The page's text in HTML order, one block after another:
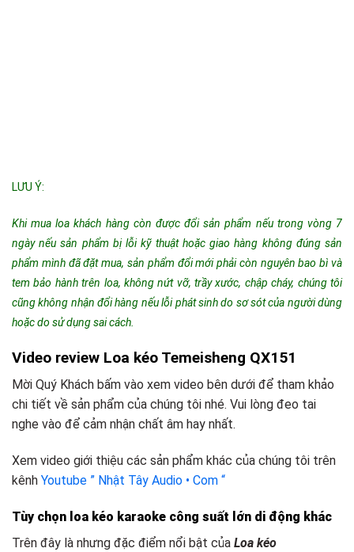
LƯU Ý:
Khi mua loa khách hàng còn được đổi sản phẩm nếu trong vòng 7
ngày nếu sản phẩm bị lỗi kỹ thuật hoặc giao hàng không đúng sản
phẩm mình đã đặt mua, sản phẩm đổi mới phải còn nguyên bao bì và
tem bảo hành trên loa, không nứt vỡ, trầy xước, chập cháy, chúng tôi
cũng không nhận đổi hàng nếu lỗi phát sinh do sơ sót của người dùng
hoặc do sử dụng sai cách.
Video review Loa kéo Temeisheng QX151
Mời Quý Khách bấm vào xem video bên dưới để tham khảo
chi tiết về sản phẩm của chúng tôi nhé. Vui lòng đeo tai
nghe vào để cảm nhận chất âm hay nhất.
Xem video giới thiệu các sản phẩm khác của chúng tôi trên
kênh Youtube ” Nhật Tây Audio • Com “
Tùy chọn loa kéo karaoke công suất lớn d i động khác
Trên đây là nhưng đặc điểm nổi bật của Loa kéo